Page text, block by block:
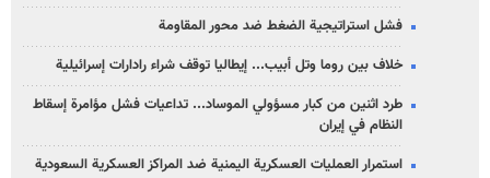
فشل استراتيجية الضغط ضد محور المقاومة
خلاف بين روما وتل أبيب... إيطاليا توقف شراء رادارات إسرائيلية
طرد اثنين من كبار مسؤولي الموساد... تداعيات فشل مؤامرة إسقاط
النظام في إيران
استمرار العمليات العسكرية اليمنية ضد المراكز العسكرية السعودية